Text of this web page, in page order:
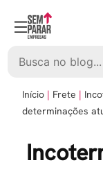
content
Início Frete
determinações